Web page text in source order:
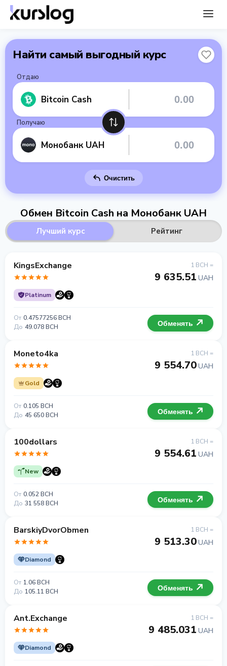
Найти самый выгодный курс
Отдаю
Bitcoin Cash
Получаю
Монобанк UAH
Очистить
Обмен Bitcoin Cash на Монобанк UAH
Лучший курс Рейтинг
KingsExchange
Platinum
1 BCH =
9 635.51 UAH
От 0.47577256 BCH
До 49.078 BCH Обменять
Moneto4ka
Gold
1 BCH =
9 554.70UAH
От 0.105 BCH
До 45 650 BCH Обменять
100dollars
New
1 BCH =
9 554.61 UAH
От 0.052 BCH
До 31 558 BCH Обменять
BarskiyDvorObmen
Diamond
1 BCH =
9 513.30UAH
От 1.06 BCH
До 105.11 BCH Обменять
Ant.Exchange
Diamond
1 BCH =
9 485.031 UAH